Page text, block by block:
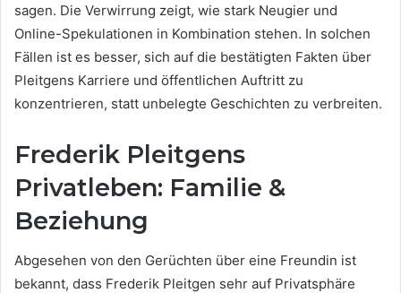
sagen. Die Verwirrung zeigt, wie stark Neugier und
Online-Spekulationen in Kombination stehen. In solchen
Fällen ist es besser, sich auf die bestätigten Fakten über
Pleitgens Karriere und öffentlichen Auftritt zu
konzentrieren, statt unbelegte Geschichten zu verbreiten.
Frederik Pleitgens
Privatleben: Familie &
Beziehung
Abgesehen von den Gerüchten über eine Freundin ist
bekannt, dass Frederik Pleitgen sehr auf Privatsphäre